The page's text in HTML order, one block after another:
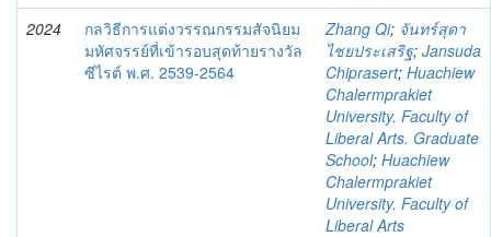
2024
กลวิธีการแต่งวรรณกรรมสัจนิยม
มหัศจรรย์ที่เข้ารอบสุดท้ายรางวัล
ซีไรต์ พ.ศ. 2539-2564
Zhang Qi; จันทร์สุดา
ไชยประเสริฐ; Jansuda
Chiprasert; Huachiew
Chalermprakiet
University. Faculty of
Liberal Arts. Graduate
School; Huachiew
Chalermprakiet
University. Faculty of
Liberal Arts